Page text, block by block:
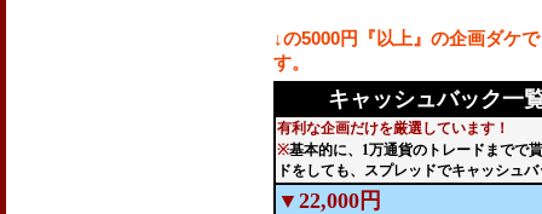
↓の5000円『以上』の企画ダケ
す。
キャッシュバック一
有利な企画だけを厳選しています！
※基本的に、1万通貨のトレードまでで
ドをしても、スプレッドでキャッシュ
▼22,000円